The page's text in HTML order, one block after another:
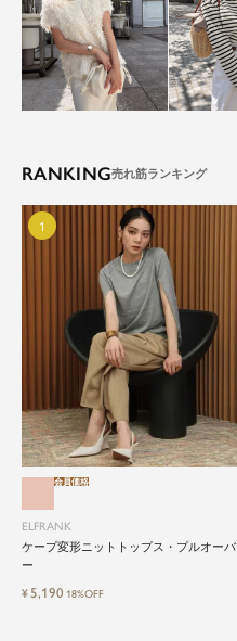
RANKING
ELFRANK
ケープ変形ニットトップス・プルオーバ
ー
会員価格
¥5,190 18%OFF